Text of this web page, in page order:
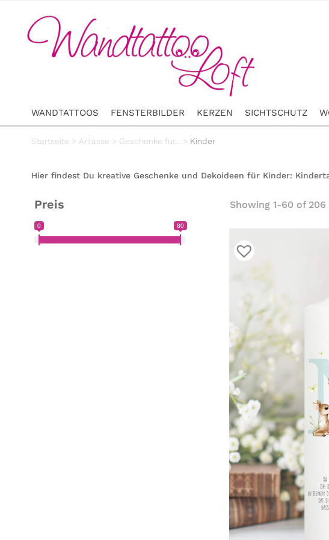
WANDTATTOOS FENSTERBILDER KERZEN SICHTSCHUTZ
Startseite > Anlässe > Geschenke für... > Kinder
Hier findest Du kreative Geschenke und Dekoideen für Kinder:
Preis
0 80
Showing 1-60 of